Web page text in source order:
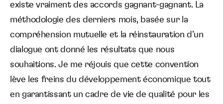
existe vraiment des accords gagnant-gagnant. La
méthodologie des derniers mois, basée sur la
compréhension mutuelle et la réinstauration d’un
dialogue ont donné les résultats que nous
souhaitions. Je me réjouis que cette convention
lève les freins du développement économique tout
en garantissant un cadre de vie de qualité pour les